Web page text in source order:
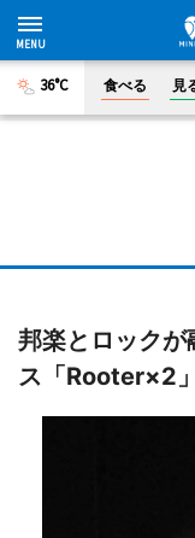
36°C 食べる 見
邦楽とロックが
ス「Rooter×2